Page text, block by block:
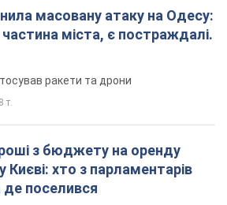
масовану атаку на Одесу:
частина міста, є постраждалі.
ракети та дрони
т.
з бюджету на оренду
Києві: хто з парламентарів
поселився